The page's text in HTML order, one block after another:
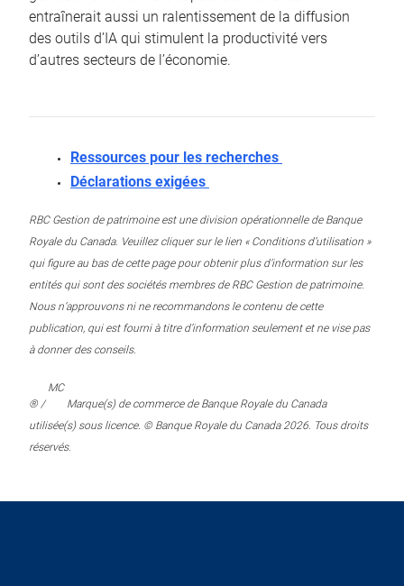
entraînerait aussi un ralentissement de la diffusion
des outils d’IA qui stimulent la productivité vers
d’autres secteurs de l’économie.
Ressources pour les recherches
Déclarations exigées
RBC Gestion de patrimoine est une division opérationnelle de Banque
Royale du Canada. Veuillez cliquer sur le lien « Conditions d’utilisation »
qui figure au bas de cette page pour obtenir plus d’information sur les
entités qui sont des sociétés membres de RBC Gestion de patrimoine.
Nous n’approuvons ni ne recommandons le contenu de cette
publication, qui est fourni à titre d’information seulement et ne vise pas
à donner des conseils.
® /
MC
Marque(s) de commerce de Banque Royale du Canada
utilisée(s) sous licence. © Banque Royale du Canada 2026. Tous droits
réservés.